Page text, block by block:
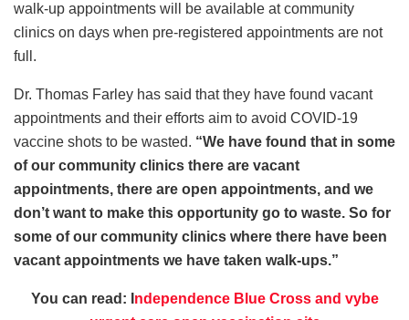
walk-up appointments will be available at community
clinics on days when pre-registered appointments are not
full.
Dr. Thomas Farley has said that they have found vacant
appointments and their efforts aim to avoid COVID-19
vaccine shots to be wasted. “We have found that in some
of our community clinics there are vacant
appointments, there are open appointments, and we
don’t want to make this opportunity go to waste. So for
some of our community clinics where there have been
vacant appointments we have taken walk-ups.”
You can read: I ndependence Blue Cross and vybe